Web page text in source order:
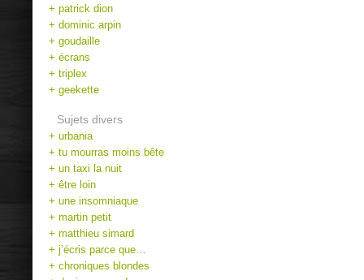
+ patrick dion
+ dominic arpin
+ goudaille
+ écrans
+ triplex
+ geekette
Sujets divers
+ urbania
+ tu mourras moins bête
+ un taxi la nuit
+ être loin
+ une insomniaque
+ martin petit
+ matthieu simard
+ j’écris parce que…
+ chroniques blondes